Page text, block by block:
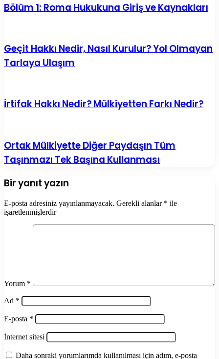
Bölüm 1: Roma Hukukuna Giriş ve Kaynakları
Geçit Hakkı Nedir, Nasıl Kurulur? Yol Olmayan
Tarlaya Ulaşım
İrtifak Hakkı Nedir? Mülkiyetten Farkı Nedir?
Ortak Mülkiyette Diğer Paydaşın Tüm
Taşınmazı Tek Başına Kullanması
Bir yanıt yazın
E-posta adresiniz yayınlanmayacak. Gerekli alanlar * ile
işaretlenmişlerdir
Yorum *
Ad *
E-posta *
İnternet sitesi
Daha sonraki yorumlarımda kullanılması için adım, e-posta